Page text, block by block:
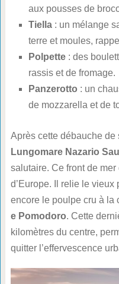
aux pousses de
Tiella: un mélange
terre et moules,
Polpette: des
rassis et de fromage.
Panzerotto : un
de mozzarella et de
Après cette débauche
Lungomare Nazario
salutaire. Ce front de mer
d’Europe. Il relie le
encore le poulpe cru à la
e Pomodoro. Cette
kilomètres du centre,
quitter l’effervescence